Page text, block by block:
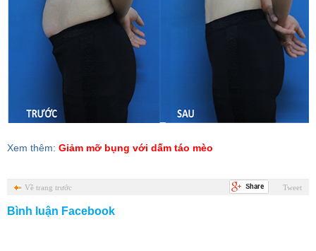
Xem thêm: Giảm mỡ bụng với dấm táo mèo
Về trang trước Tweet
Bình luận Facebook